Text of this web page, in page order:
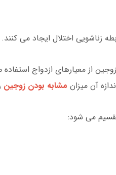
زناشویی اختلال ایجاد می کنند.
از معیارهای ازدواج استفاده
آن میزان مشابه بودن زوجین